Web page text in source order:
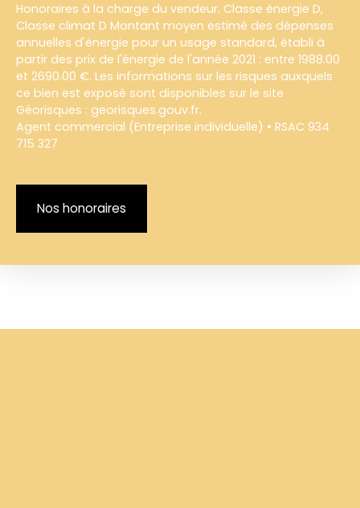
Honoraires à la charge du vendeur. Classe énergie D,
Classe climat D Montant moyen estimé des dépenses
annuelles d'énergie pour un usage standard, établi à
partir des prix de l'énergie de l'année 2021 : entre 1988.00
et 2690.00 €. Les informations sur les risques auxquels
ce bien est exposé sont disponibles sur le site
Géorisques : georisques.gouv.fr.
Agent commercial (Entreprise individuelle) • RSAC 934
715 327
Nos honoraires